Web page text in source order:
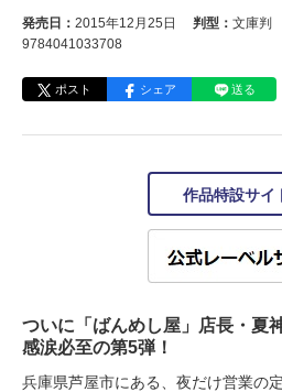
発売日： 2015年12月25日 判型： 文庫判
9784041033708
ポスト シェア 送る
作品特設サイ
ついに「ばんめし屋」店長・夏
感涙必至の第5弾！
兵庫県芦屋市にある、夜だけ営業の